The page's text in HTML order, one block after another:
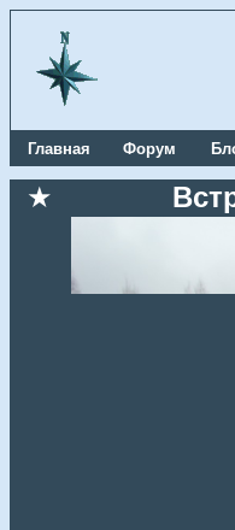
Главная Форум
★